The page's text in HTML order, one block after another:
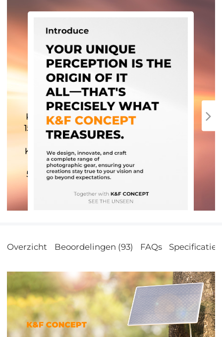
Overzicht Beoordelingen (93) FAQs Specificatie